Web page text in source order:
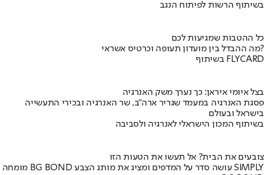
בשיתוף הרשות לפיתוח הנגב
כל ההטבות שמגיעות לכם
מה ההבדל בין מועדון תעופה וכרטיס אשראי?
בשיתוף FLYCARD
בצל איומי איראן: כך נערך משק האנרגיה
פסגת האנרגיה במעמד שגריר ארה"ב, שר האנרגיה ובכירי התעשייה
בישראל ובעולם
בשיתוף המכון הישראלי לאנרגיה ולסביבה
צובעים את הבית? אל תעשו את הטעות הזו
מומחה BG BOND עושה סדר על המדפים ומציג את מותג הצבע SIMPLY